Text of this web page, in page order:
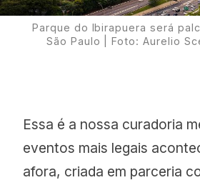
Parque do Ibirapuera será
São Paulo | Foto: Aurelio
Essa é a nossa curadoria
eventos mais legais
afora, criada em parceria